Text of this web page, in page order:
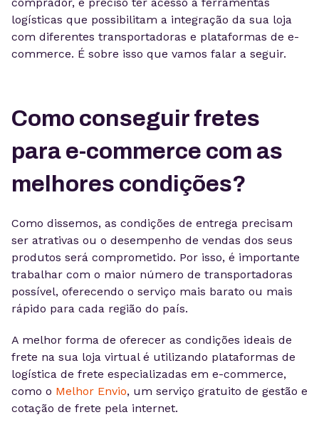
logísticas que possibilitam a integração da sua loja
com diferentes transportadoras e plataformas de e-
commerce. É sobre isso que vamos falar a seguir.
Como conseguir fretes
para e-commerce com as
melhores condições?
Como dissemos, as condições de entrega precisam
ser atrativas ou o desempenho de vendas dos seus
produtos será comprometido. Por isso, é importante
trabalhar com o maior número de transportadoras
possível, oferecendo o serviço mais barato ou mais
rápido para cada região do país.
A melhor forma de oferecer as condições ideais de
frete na sua loja virtual é utilizando plataformas de
logística de frete especializadas em e-commerce,
como o Melhor Envio, um serviço gratuito de gestão e
cotação de frete pela internet.